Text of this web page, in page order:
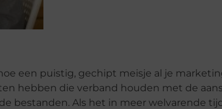
een puistig, gechipt meisje al je
hebben die verband houden met de
bestanden. Als het in meer welvarende